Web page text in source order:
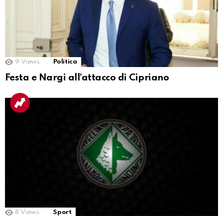
9 Views Politica
Festa e Nargi all’attacco di Cipriano
8 Views Sport